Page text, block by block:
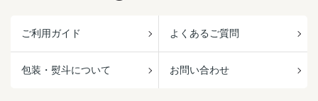
ご利用ガイド よくあるご質問
包装・熨斗について お問い合わせ